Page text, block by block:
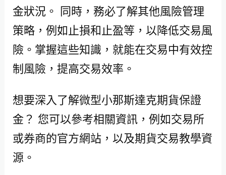
金狀況。 同時，務必了解其他風險管理
策略，例如止損和止盈等，以降低交易風
險。掌握這些知識，就能在交易中有效控
制風險，提高交易效率。
想要深入了解微型小那斯達克期貨保證
金？ 您可以參考相關資訊，例如交易所
或券商的官方網站，以及期貨交易教學資
源。